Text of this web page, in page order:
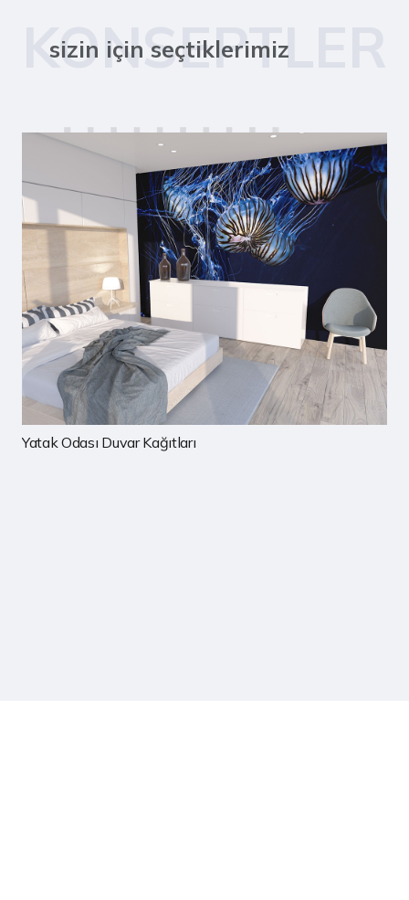
KONSEPTLER
sizin için seçtiklerimiz